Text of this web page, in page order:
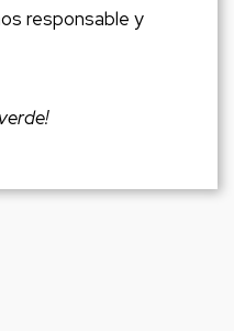
responsable y